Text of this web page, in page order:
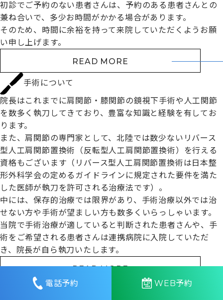
初診でご予約のない患者さんは、予約のある患者さんとの
兼ね合いで、多少お時間がかかる場合があります。
そのため、時間に余裕を持って来院していただくようお願
い申し上げます。
READ MORE
手術について
院長はこれまでに肩関節・膝関節の鏡視下手術や人工関節
を数多く執刀してきており、豊富な知識と経験を有してお
ります。
また、肩関節の専門家として、北陸では数少ないリバース
型人工肩関節置換術（反転型人工肩関節置換術）を行える
資格もございます（リバース型人工肩関節置換術は日本整
形外科学会の定めるガイドラインに規定された要件を満た
した医師が執刀を許可される治療法です）。
中には、保存的治療では限界があり、手術治療以外では治
せない方や手術が望ましい方も数多くいらっしゃいます。
当院で手術治療が適していると判断された患者さんや、手
術をご希望される患者さんは連携病院に入院していただ
き、院長が自ら執刀いたします。
READ MORE
電話予約 WEB予約